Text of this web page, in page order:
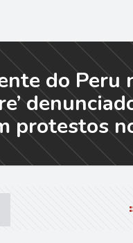
do Peru
protestos